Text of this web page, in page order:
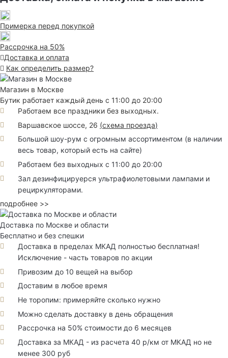
Примерка перед покупкой
Рассрочка на 50%
Доставка и оплата
Как определить размер?
Магазин в Москве
Бутик работает каждый день с 11:00 до 20:00
Работаем все праздники без выходных.
Варшавское шоссе, 26 (схема проезда)
Большой шоу-рум с огромным ассортиментом (в наличии
весь товар, который есть на сайте)
Работаем без выходных с 11:00 до 20:00
Зал дезинфицируерся ультрафиолетовыми лампами и
рециркуляторами.
подробнее >>
Доставка по Москве и области
Бесплатно и без спешки
Доставка в пределах МКАД полностью бесплатная!
Исключение - часть товаров по акции
Привозим до 10 вещей на выбор
Доставим в любое время
Не торопим: примеряйте сколько нужно
Можно сделать доставку в день обращения
Рассрочка на 50% стоимости до 6 месяцев
Доставка за МКАД - из расчета 40 р/км от МКАД но не
менее 300 руб